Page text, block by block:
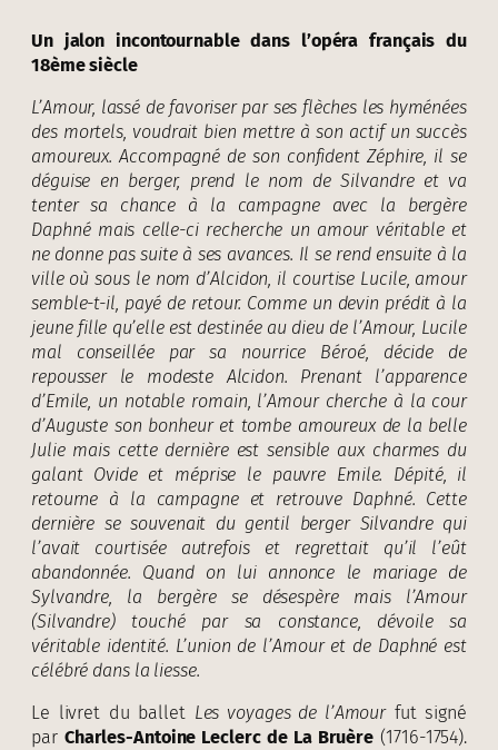
Un jalon incontournable dans l’opéra français du
18ème siècle
L’Amour, lassé de favoriser par ses flèches les hyménées
des mortels, voudrait bien mettre à son actif un succès
amoureux. Accompagné de son confident Zéphire, il se
déguise en berger, prend le nom de Silvandre et va
tenter sa chance à la campagne avec la bergère
Daphné mais celle-ci recherche un amour véritable et
ne donne pas suite à ses avances. Il se rend ensuite à la
ville où sous le nom d’Alcidon, il courtise Lucile, amour
semble-t-il, payé de retour. Comme un devin prédit à la
jeune fille qu’elle est destinée au dieu de l’Amour, Lucile
mal conseillée par sa nourrice Béroé, décide de
repousser le modeste Alcidon. Prenant l’apparence
d’Emile, un notable romain, l’Amour cherche à la cour
d’Auguste son bonheur et tombe amoureux de la belle
Julie mais cette dernière est sensible aux charmes du
galant Ovide et méprise le pauvre Emile. Dépité, il
retourne à la campagne et retrouve Daphné. Cette
dernière se souvenait du gentil berger Silvandre qui
l’avait courtisée autrefois et regrettait qu’il l’eût
abandonnée. Quand on lui annonce le mariage de
Sylvandre, la bergère se désespère mais l’Amour
(Silvandre) touché par sa constance, dévoile sa
véritable identité. L’union de l’Amour et de Daphné est
célébré dans la liesse.
Le livret du ballet Les voyages de l’Amourfut signé
par Charles-Antoine Leclerc de La Bruère (1716-1754).